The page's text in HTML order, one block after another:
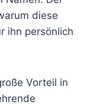
diese
ihn persönlich
Vorteil in